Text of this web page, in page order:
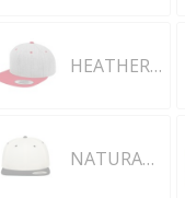
HEATHER/RED
NATURAL / BLACK